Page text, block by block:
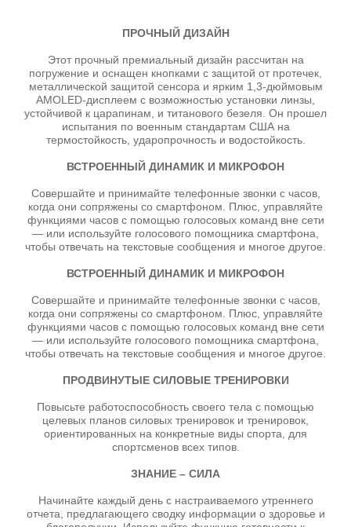
ПРОЧНЫЙ ДИЗАЙН
Этот прочный премиальный дизайн рассчитан на
погружение и оснащен кнопками с защитой от протечек,
металлической защитой сенсора и ярким 1,3-дюймовым
AMOLED-дисплеем с возможностью установки линзы,
устойчивой к царапинам, и титанового безеля. Он прошел
испытания по военным стандартам США на
термостойкость, ударопрочность и водостойкость.
ВСТРОЕННЫЙ ДИНАМИК И МИКРОФОН
Совершайте и принимайте телефонные звонки с часов,
когда они сопряжены со смартфоном. Плюс, управляйте
функциями часов с помощью голосовых команд вне сети
— или используйте голосового помощника смартфона,
чтобы отвечать на текстовые сообщения и многое другое.
ВСТРОЕННЫЙ ДИНАМИК И МИКРОФОН
Совершайте и принимайте телефонные звонки с часов,
когда они сопряжены со смартфоном. Плюс, управляйте
функциями часов с помощью голосовых команд вне сети
— или используйте голосового помощника смартфона,
чтобы отвечать на текстовые сообщения и многое другое.
ПРОДВИНУТЫЕ СИЛОВЫЕ ТРЕНИРОВКИ
Повысьте работоспособность своего тела с помощью
целевых планов силовых тренировок и тренировок,
ориентированных на конкретные виды спорта, для
спортсменов всех типов.
ЗНАНИЕ – СИЛА
Начинайте каждый день с настраиваемого утреннего
отчета, предлагающего сводку информации о здоровье и